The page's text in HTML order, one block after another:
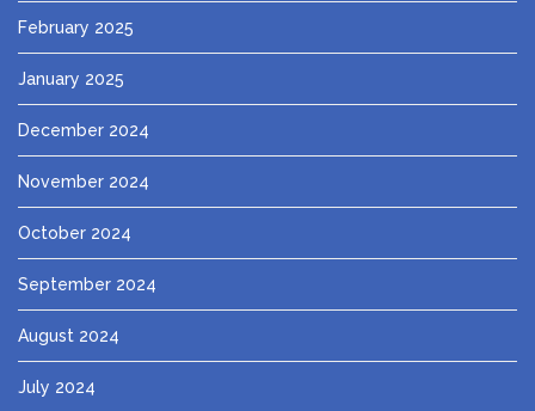
February 2025
January 2025
December 2024
November 2024
October 2024
September 2024
August 2024
July 2024